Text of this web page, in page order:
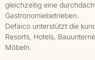
gleichzeitig eine
Gastronomiebetrieben.
Defaico unterstützt die
Resorts, Hotels,
Möbeln.